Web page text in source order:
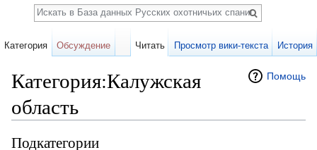
Помощь
Категория:Калужская
область
Подкатегории
Категория Обсуждение Читать Просмотр вики-текста История
Поиск